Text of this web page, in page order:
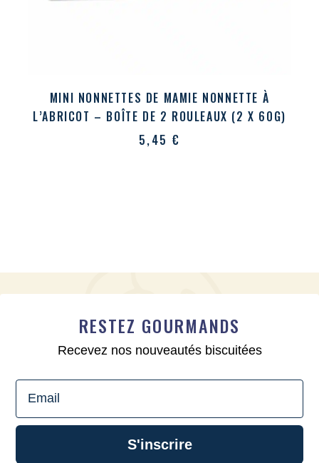
MINI NONNETTES DE MAMIE NONNETTE À
L’ABRICOT – BOÎTE DE 2 ROULEAUX (2 X 60G)
5,45 €
RESTEZ GOURMANDS
Recevez nos nouveautés biscuitées
Email
S'inscrire